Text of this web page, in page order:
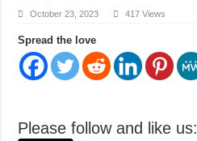
October 23, 2023 417 Views
Spread the love
Please follow and like us: